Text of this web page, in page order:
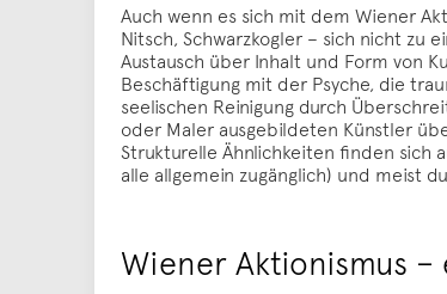
Auch wenn es sich mit dem Wiener
Nitsch, Schwarzkogler – sich nicht zu
Austausch über Inhalt und Form von
Beschäftigung mit der Psyche, die
seelischen Reinigung durch
oder Maler ausgebildeten Künstler
Strukturelle Ähnlichkeiten finden sich
alle allgemein zugänglich) und meist
Wiener Aktionismus